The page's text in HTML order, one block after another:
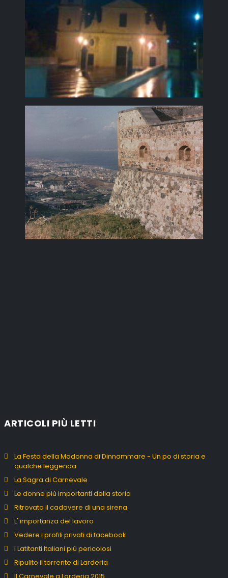
ARTICOLI PIÙ LETTI
La Festa della Madonna di Dinnammare - Un po di storia e
qualche leggenda
La Sagra di Carnevale
Le donne più importanti della storia
Ritrovato il cadavere di una sirena
L' importanza del lavoro
Vedere i profili privati di facebook
I Latitanti Italiani più pericolosi
Ripulito il torrente di Larderia